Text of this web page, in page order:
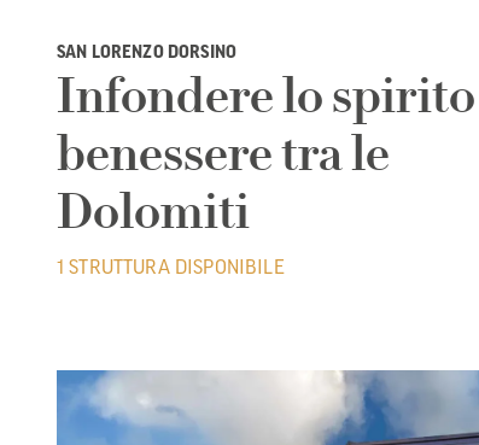
SAN LORENZO DORSINO
Infondere lo
benessere tra le
Dolomiti
1 STRUTTURA DISPONIBILE